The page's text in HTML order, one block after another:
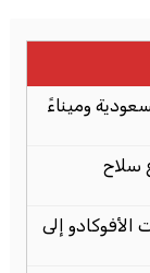
وميناءً
سلاح
إلى